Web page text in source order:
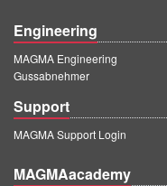
Engineering
MAGMA Engineering
Gussabnehmer
Support
MAGMA Support Login
MAGMAacademy